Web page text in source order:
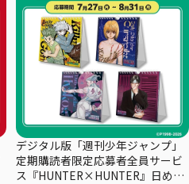
デジタル版「週刊少年ジャンプ」
定期購読者限定応募者全員サービ
ス『HUNTER×HUNTER』日めく